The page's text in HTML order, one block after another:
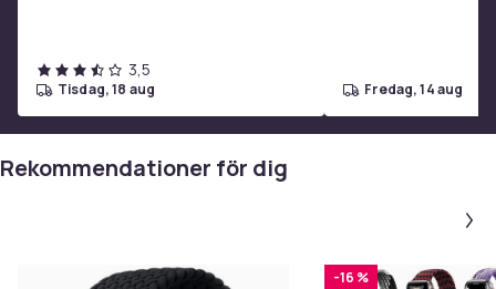
3,5
tisdag, 18 aug fredag, 14 aug
Rekommendationer för dig
-16 %